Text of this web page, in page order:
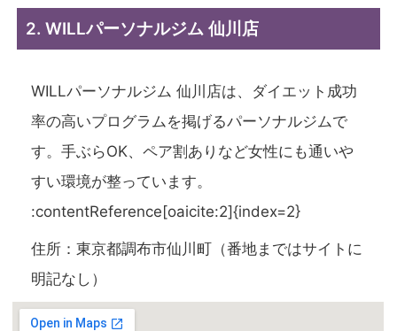
2. WILLパーソナルジム 仙川店
WILLパーソナルジム 仙川店は、ダイエット成功
率の高いプログラムを掲げるパーソナルジムで
す。手ぶらOK、ペア割ありなど女性にも通いや
すい環境が整っています。
:contentReference[oaicite:2]{index=2}
住所：東京都調布市仙川町（番地まではサイトに
明記なし）